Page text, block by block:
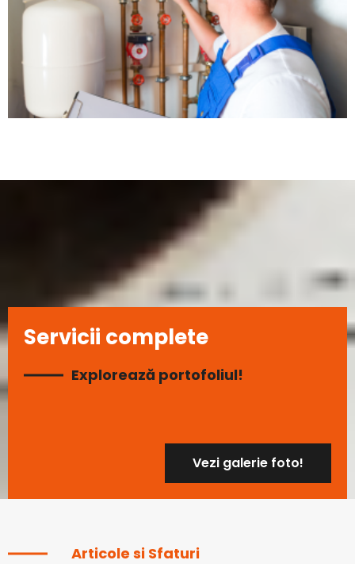
Servicii complete
Explorează portofoliul!
Vezi galerie foto!
Articole si Sfaturi